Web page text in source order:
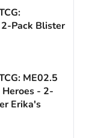
2-Pack Blister
ME02.5
- 2-
Erika's